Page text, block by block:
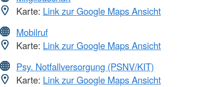
Karte: Link zur Google Maps Ansicht
Mobilruf
Karte: Link zur Google Maps Ansicht
Psy. Notfallversorgung (PSNV/KIT)
Karte: Link zur Google Maps Ansicht